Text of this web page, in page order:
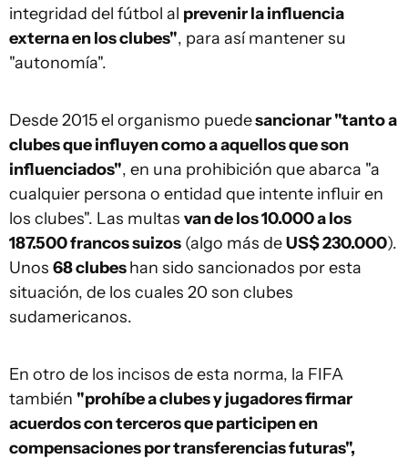
integridad del fútbol al prevenir la influencia
externa en los clubes", para así mantener su
"autonomía".
Desde 2015 el organismo puedesancionar "tanto a
clubes que influyen como a aquellos que son
influenciados", en una prohibición que abarca "a
cualquier persona o entidad que intente influir en
los clubes". Las multas van de los 10.000 a los
187.500 francos suizos (algo más deUS$ 230.000).
Unos 68 clubeshan sido sancionados por esta
situación, de los cuales 20 son clubes
sudamericanos.
En otro de los incisos de esta norma, la FIFA
también "prohíbe a clubes y jugadores firmar
acuerdos con terceros que participen en
compensaciones por transferencias futuras",